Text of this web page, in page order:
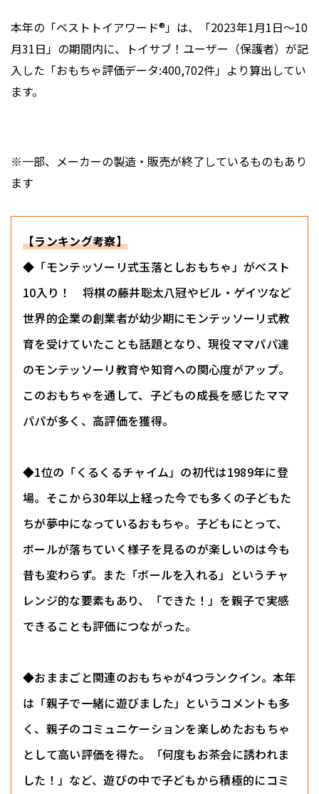
本年の「ベストトイアワード®」は、「2023年1月1日〜10
月31日」の期間内に、トイサブ！ユーザー（保護者）が記
入した「おもちゃ評価データ:400,702件」より算出してい
ます。
※一部、メーカーの製造・販売が終了しているものもあり
ます
【ランキング考察】
◆「モンテッソーリ式玉落としおもちゃ」がベスト
10入り！ 将棋の藤井聡太八冠やビル・ゲイツなど
世界的企業の創業者が幼少期にモンテッソーリ式教
育を受けていたことも話題となり、現役ママパパ達
のモンテッソーリ教育や知育への関心度がアップ。
このおもちゃを通して、子どもの成長を感じたママ
パパが多く、高評価を獲得。
◆1位の「くるくるチャイム」の初代は1989年に登
場。そこから30年以上経った今でも多くの子どもた
ちが夢中になっているおもちゃ。子どもにとって、
ボールが落ちていく様子を見るのが楽しいのは今も
昔も変わらず。また「ボールを入れる」というチャ
レンジ的な要素もあり、「できた！」を親子で実感
できることも評価につながった。
◆おままごと関連のおもちゃが4つランクイン。本年
は「親子で一緒に遊びました」というコメントも多
く、親子のコミュニケーションを楽しめたおもちゃ
として高い評価を得た。「何度もお茶会に誘われま
した！」など、遊びの中で子どもから積極的にコミ